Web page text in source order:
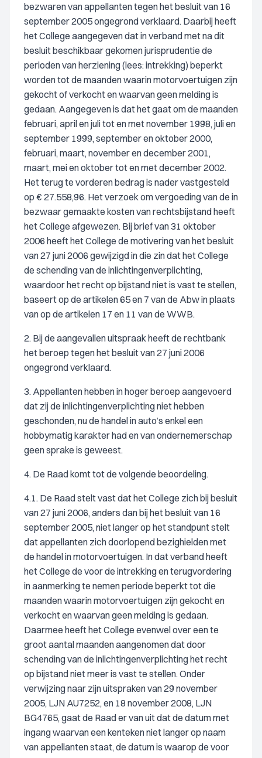
bezwaren van appellanten tegen het besluit van 16
september 2005 ongegrond verklaard. Daarbij heeft
het College aangegeven dat in verband met na dit
besluit beschikbaar gekomen jurisprudentie de
perioden van herziening (lees: intrekking) beperkt
worden tot de maanden waarin motorvoertuigen zijn
gekocht of verkocht en waarvan geen melding is
gedaan. Aangegeven is dat het gaat om de maanden
februari, april en juli tot en met november 1998, juli en
september 1999, september en oktober 2000,
februari, maart, november en december 2001,
maart, mei en oktober tot en met december 2002.
Het terug te vorderen bedrag is nader vastgesteld
op € 27.558,96. Het verzoek om vergoeding van de in
bezwaar gemaakte kosten van rechtsbijstand heeft
het College afgewezen. Bij brief van 31 oktober
2006 heeft het College de motivering van het besluit
van 27 juni 2006 gewijzigd in die zin dat het College
de schending van de inlichtingenverplichting,
waardoor het recht op bijstand niet is vast te stellen,
baseert op de artikelen 65 en 7 van de Abw in plaats
van op de artikelen 17 en 11 van de WWB.
2. Bij de aangevallen uitspraak heeft de rechtbank
het beroep tegen het besluit van 27 juni 2006
ongegrond verklaard.
3. Appellanten hebben in hoger beroep aangevoerd
dat zij de inlichtingenverplichting niet hebben
geschonden, nu de handel in auto’s enkel een
hobbymatig karakter had en van ondernemerschap
geen sprake is geweest.
4. De Raad komt tot de volgende beoordeling.
4.1. De Raad stelt vast dat het College zich bij besluit
van 27 juni 2006, anders dan bij het besluit van 16
september 2005, niet langer op het standpunt stelt
dat appellanten zich doorlopend bezighielden met
de handel in motorvoertuigen. In dat verband heeft
het College de voor de intrekking en terugvordering
in aanmerking te nemen periode beperkt tot die
maanden waarin motorvoertuigen zijn gekocht en
verkocht en waarvan geen melding is gedaan.
Daarmee heeft het College evenwel over een te
groot aantal maanden aangenomen dat door
schending van de inlichtingenverplichting het recht
op bijstand niet meer is vast te stellen. Onder
verwijzing naar zijn uitspraken van 29 november
2005, LJN AU7252, en 18 november 2008, LJN
BG4765, gaat de Raad er van uit dat de datum met
ingang waarvan een kenteken niet langer op naam
van appellanten staat, de datum is waarop de voor